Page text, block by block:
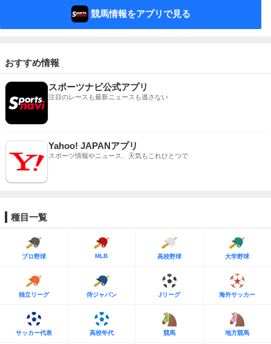
競馬情報をアプリで見る
おすすめ情報
スポーツナビ公式アプリ
注目のレースも最新ニュースも逃さない
Yahoo! JAPANアプリ
スポーツ情報やニュース、天気もこれひとつで
種目一覧
プロ野球 MLB 高校野球 大学野球
独立リーグ 侍ジャパン Jリーグ 海外サッカー
サッカー代表 高校年代 競馬 地方競馬